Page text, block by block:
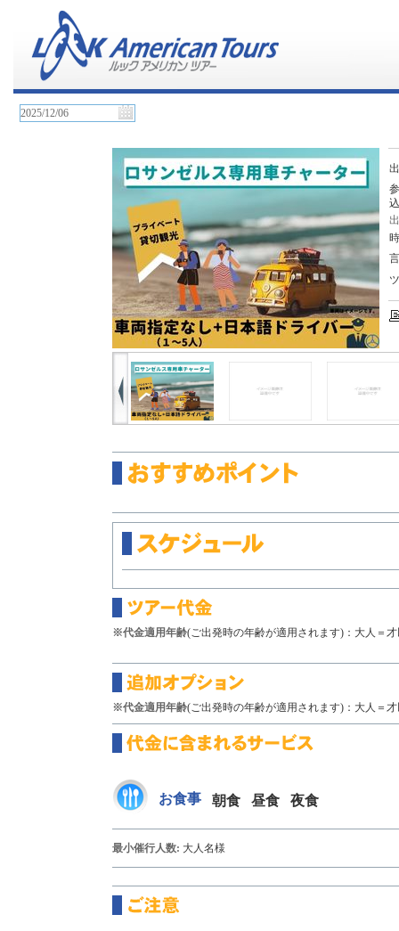
※代金適用年齢(ご出発時の年齢が適用されます)：大人＝
※代金適用年齢(ご出発時の年齢が適用されます)：大人＝
お食事 朝食 昼食 夜食
最小催行人数: 大人名様